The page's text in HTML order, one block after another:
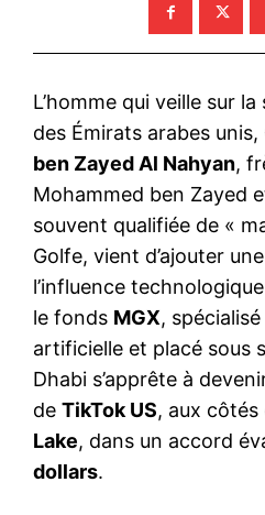
L’homme qui veille sur
des Émirats arabes unis,
ben Zayed Al Nahyan,
Mohammed ben Zayed
souvent qualifiée de «
Golfe, vient d’ajouter
l’influence
le fonds MGX,
artificielle et placé sous
Dhabi s’apprête à
de TikTok US, aux côtés
Lake, dans un accord
dollars.